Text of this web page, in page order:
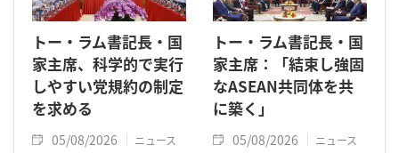
トー・ラム書記長・国
家主席、科学的で実行
しやすい党規約の制定
を求める
05/08/2026 ニュース
トー・ラム書記長・国
家主席：「結束し強固
なASEAN共同体を共
に築く」
05/08/2026 ニュース